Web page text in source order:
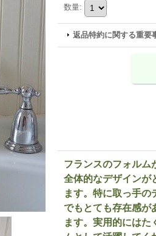
数量:
返品特約に関する重要
フランスのフォルム
全体的なデザインが
ます。特に取っ手の
でもとても存在感が
ます。実用的には